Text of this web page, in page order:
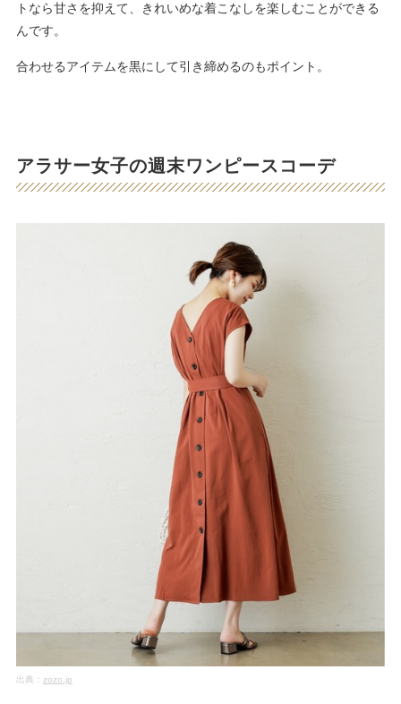
トなら甘さを抑えて、きれいめな着こなしを楽しむことができる
んです。
合わせるアイテムを黒にして引き締めるのもポイント。
アラサー女子の週末ワンピースコーデ
出典： zozo.jp